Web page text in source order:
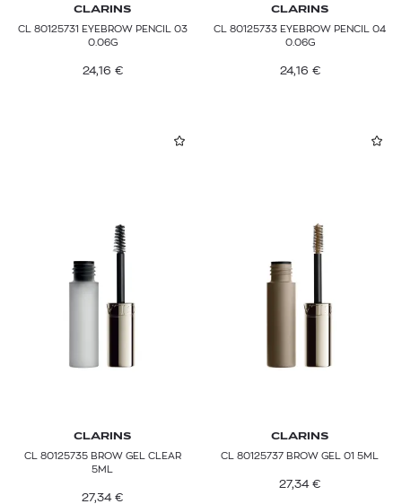
CLARINS
CL 80125731 EYEBROW PENCIL 03
0.06G
24,16 €
CLARINS
CL 80125733 EYEBROW PENCIL 04
0.06G
24,16 €
CLARINS
CL 80125735 BROW GEL CLEAR
5ML
27,34 €
CLARINS
CL 80125737 BROW GEL 01 5ML
27,34 €